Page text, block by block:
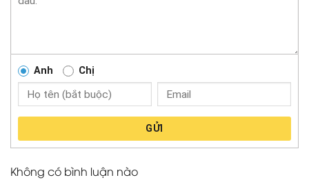
Anh Chị
GỬI
Không có bình luận nào